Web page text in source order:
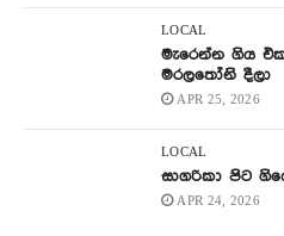
LOCAL
මැරෙන්න ගිය
මරලතෝනි දීලා
APR 25, 2026
LOCAL
සාගරිකා පිට
APR 24, 2026